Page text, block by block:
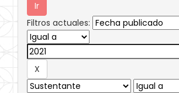
Filtros actuales: